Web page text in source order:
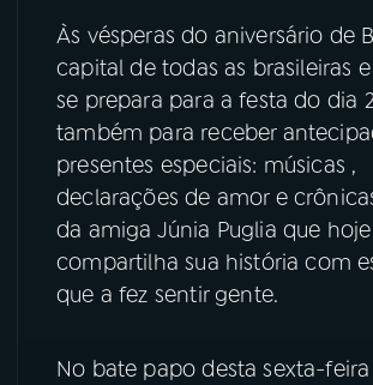
04PROGRAMAS
PODCASTS
06VIDEOCASTS
ÚLTIMAS
FESTIVAL DE MÚSICA
Às vésperas do aniversário de
capital de todas as brasileiras
se prepara para a festa do dia
também para receber
presentes especiais: músicas ,
declarações de amor e
da amiga Júnia Puglia que hoje
compartilha sua história com
que a fez sentir gente.
No bate papo desta sexta-feira